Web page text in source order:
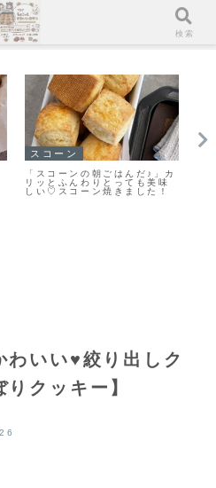
スコーン
「スコーンの朝ごはんだ♪」カ
リッとふんわりとっても美味
しい♡スコーン焼きました！
わいい♥絞り出しク
クッキー】
検索